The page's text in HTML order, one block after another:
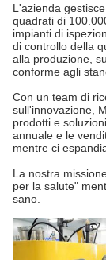
L'azienda
quadrati di
impianti di
di controllo della
alla produzione,
conforme agli
Con un team di
sull'innovazione,
prodotti e
annuale e le
mentre ci
La nostra
per la salute"
sano.